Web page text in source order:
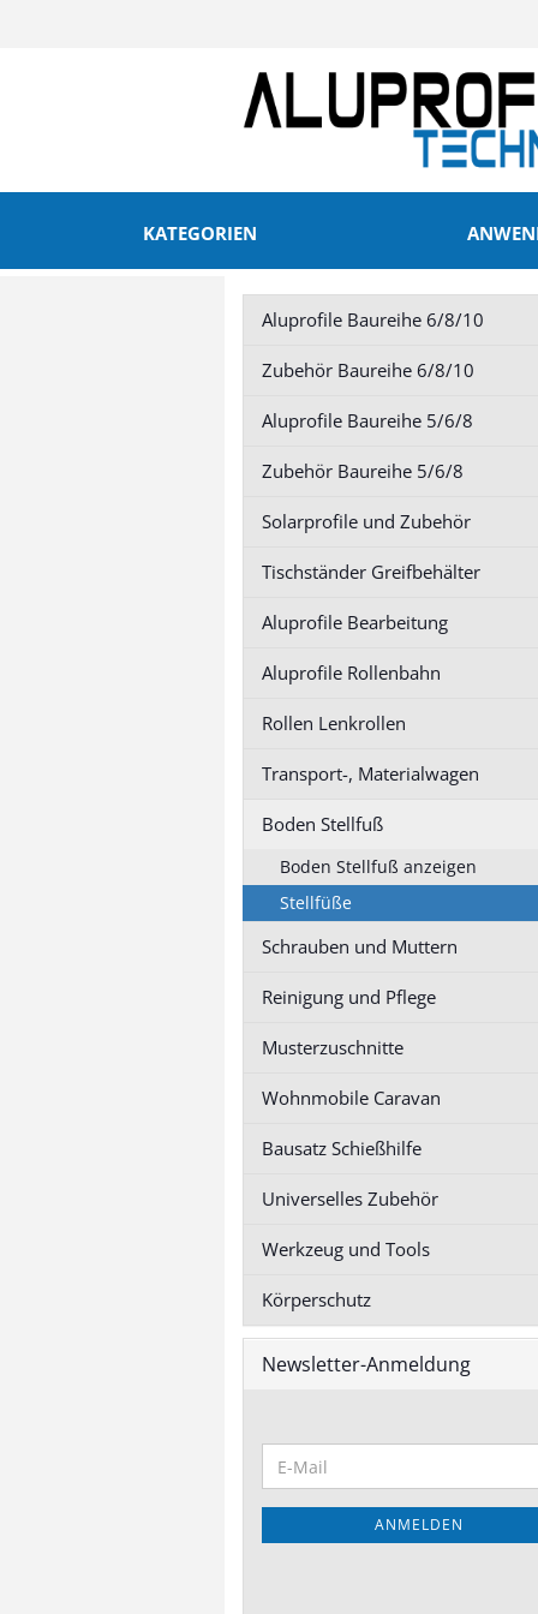
KATEGORIEN
Aluprofile Baureihe 6/8/10
Profil 40 Nut 10
Profil 45 Nut 10
Profil 60 Nut 10
Zubehör
Profil 20 Nut 6
Profil 40 Nut 10
Profil 45 Nut 10
Profil 60 Nut 10
Profil 90 Nut10
Zubehör Baureihe 5/6/8
Aluprofile Bearbeitung
Profilbohrungen
Transportwagen Bausatz
Zubehör Wagen
Tischständer für
Boden Stellfuß
Aluprofile Baureihe 6/8/10
Zubehör Baureihe 6/8/10
Aluprofile Baureihe 5/6/8
Zubehör Baureihe 5/6/8
Solarprofile und Zubehör
Tischständer Greifbehälter
Aluprofile Bearbeitung
Aluprofile Rollenbahn
Rollen Lenkrollen
Transport-, Materialwagen
Boden Stellfuß
Boden Stellfuß anzeigen
Stellfüße
Schrauben und Muttern
Reinigung und Pflege
Musterzuschnitte
Wohnmobile Caravan
Bausatz Schießhilfe
Universelles Zubehör
Werkzeug und Tools
Körperschutz
Newsletter-Anmeldung
ANMELDEN